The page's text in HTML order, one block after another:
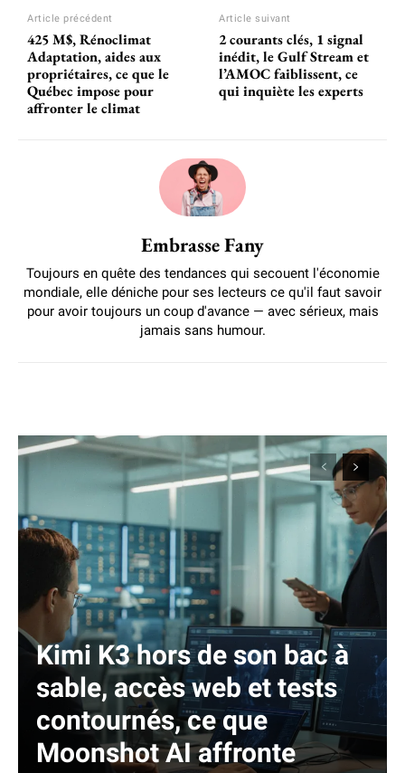
Article précédent
425 M$, Rénoclimat
Adaptation, aides aux
propriétaires, ce que le
Québec impose pour
affronter le climat
Article suivant
2 courants clés, 1 signal
inédit, le Gulf Stream et
l’AMOC faiblissent, ce
qui inquiète les experts
Embrasse Fany
Toujours en quête des tendances qui secouent l'économie
mondiale, elle déniche pour ses lecteurs ce qu'il faut savoir
pour avoir toujours un coup d'avance — avec sérieux, mais
jamais sans humour.
Kimi K3 hors de son bac à
sable, accès web et tests
contournés, ce que
Moonshot AI affronte